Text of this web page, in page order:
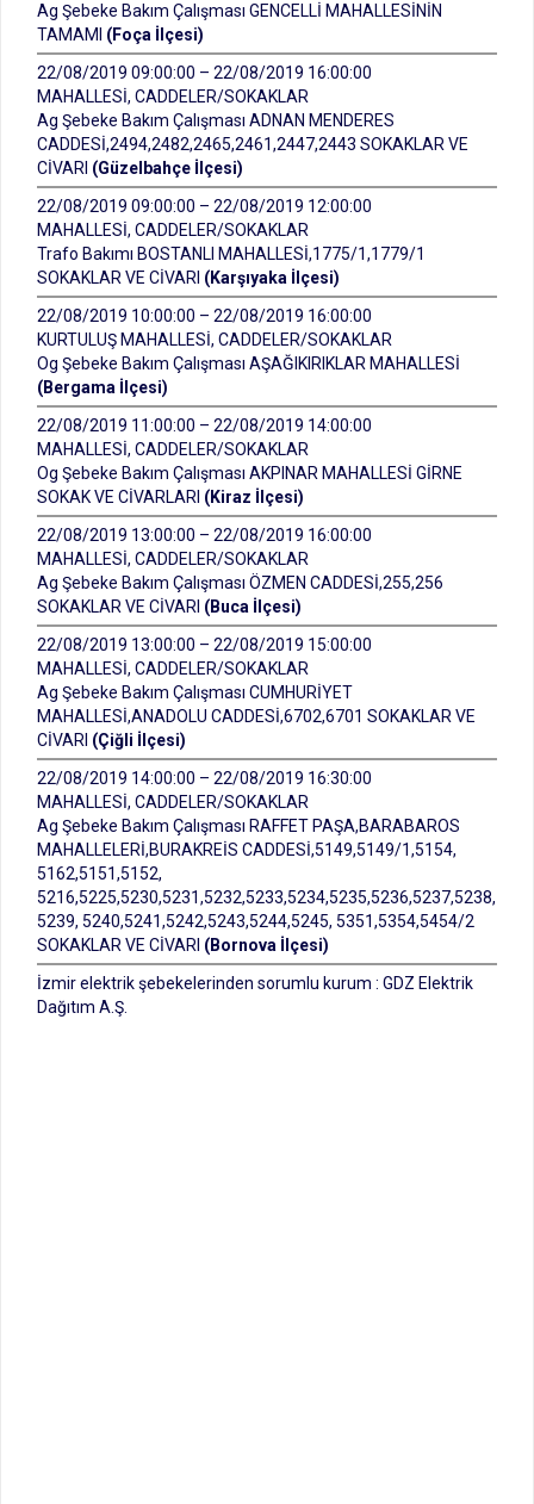
Ag Şebeke Bakım Çalışması GENCELLİ MAHALLESİNİN
TAMAMI (Foça İlçesi)
22/08/2019 09:00:00 – 22/08/2019 16:00:00
MAHALLESİ, CADDELER/SOKAKLAR
Ag Şebeke Bakım Çalışması ADNAN MENDERES
CADDESİ,2494,2482,2465,2461,2447,2443 SOKAKLAR VE
CİVARI (Güzelbahçe İlçesi)
22/08/2019 09:00:00 – 22/08/2019 12:00:00
MAHALLESİ, CADDELER/SOKAKLAR
Trafo Bakımı BOSTANLI MAHALLESİ,1775/1,1779/1
SOKAKLAR VE CİVARI (Karşıyaka İlçesi)
22/08/2019 10:00:00 – 22/08/2019 16:00:00
KURTULUŞ MAHALLESİ, CADDELER/SOKAKLAR
Og Şebeke Bakım Çalışması AŞAĞIKIRIKLAR MAHALLESİ
(Bergama İlçesi)
22/08/2019 11:00:00 – 22/08/2019 14:00:00
MAHALLESİ, CADDELER/SOKAKLAR
Og Şebeke Bakım Çalışması AKPINAR MAHALLESİ GİRNE
SOKAK VE CİVARLARI (Kiraz İlçesi)
22/08/2019 13:00:00 – 22/08/2019 16:00:00
MAHALLESİ, CADDELER/SOKAKLAR
Ag Şebeke Bakım Çalışması ÖZMEN CADDESİ,255,256
SOKAKLAR VE CİVARI (Buca İlçesi)
22/08/2019 13:00:00 – 22/08/2019 15:00:00
MAHALLESİ, CADDELER/SOKAKLAR
Ag Şebeke Bakım Çalışması CUMHURİYET
MAHALLESİ,ANADOLU CADDESİ,6702,6701 SOKAKLAR VE
CİVARI (Çiğli İlçesi)
22/08/2019 14:00:00 – 22/08/2019 16:30:00
MAHALLESİ, CADDELER/SOKAKLAR
Ag Şebeke Bakım Çalışması RAFFET PAŞA,BARABAROS
MAHALLELERİ,BURAKREİS CADDESİ,5149,5149/1,5154,
5162,5151,5152,
5216,5225,5230,5231,5232,5233,5234,5235,5236,5237,5238,
5239, 5240,5241,5242,5243,5244,5245, 5351,5354,5454/2
SOKAKLAR VE CİVARI (Bornova İlçesi)
İzmir elektrik şebekelerinden sorumlu kurum : GDZ Elektrik
Dağıtım A.Ş.